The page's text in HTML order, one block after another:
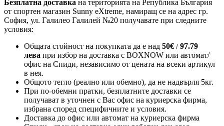
Безплатна доставка на територията на Република България
от спортен магазин Sunny eXtreme, намиращ се на адрес гр.
София, ул. Галилео Галилей №20 получавате при следните
условия:
Общата стойност на покупката да е над 50€ / 97.79
лева при избор на доставка с BOXNOW или автомат/
офис на Спиди, независимо от цената на всеки артикул
в нея.
Общото тегло (реално или обемно), да не надвърля 5кг.
При по-обемни пратки, безплатните доставки се
получават в уточнен с Вас офис на куриерска фирма,
избрана според специфичните и условия.
Доставка до офис или автомат на куриерска фирма